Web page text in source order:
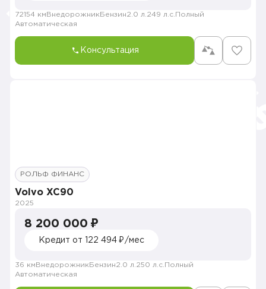
72154 км Внедорожник Бензин2.0 л. 249 л.с. Полный
Автоматическая
Консультация
РОЛЬФ ФИНАНС
Volvo XC90
2025
8 200 000 ₽
Кредит от 122 494 ₽/мес
36 км Внедорожник Бензин2.0 л. 250 л.с. Полный
Автоматическая